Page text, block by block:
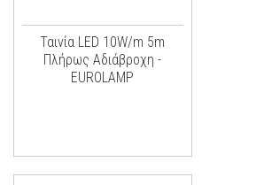
Ταινία LED 10W/m 5m
Πλήρως Αδιάβροχη -
EUROLAMP